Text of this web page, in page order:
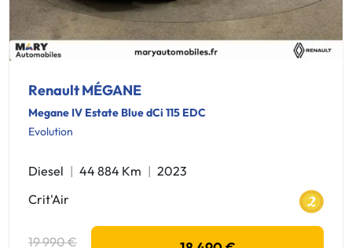
Renault MÉGANE
Megane IV Estate Blue dCi 115 EDC
Evolution
Diesel 44 884 Km
2023
Crit'Air
19 990 €